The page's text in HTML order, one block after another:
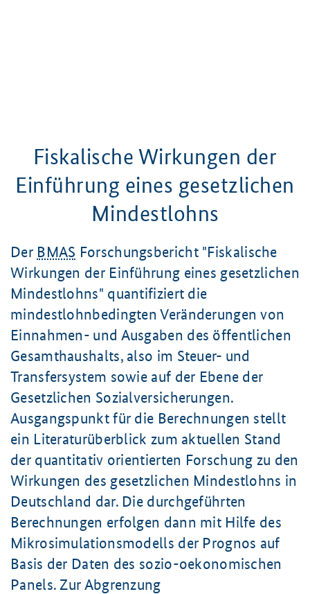
Fiskalische Wirkungen der
Einführung eines gesetzlichen
Mindestlohns
Der BMAS Forschungsbericht "Fiskalische
Wirkungen der Einführung eines gesetzlichen
Mindestlohns" quantifiziert die
mindestlohnbedingten Veränderungen von
Einnahmen- und Ausgaben des öffentlichen
Gesamthaushalts, also im Steuer- und
Transfersystem sowie auf der Ebene der
Gesetzlichen Sozialversicherungen.
Ausgangspunkt für die Berechnungen stellt
ein Literaturüberblick zum aktuellen Stand
der quantitativ orientierten Forschung zu den
Wirkungen des gesetzlichen Mindestlohns in
Deutschland dar. Die durchgeführten
Berechnungen erfolgen dann mit Hilfe des
Mikrosimulationsmodells der Prognos auf
Basis der Daten des sozio-oekonomischen
Panels. Zur Abgrenzung